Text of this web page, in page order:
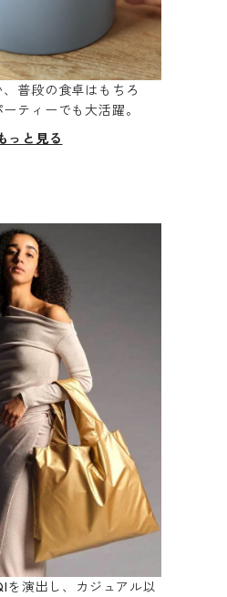
普段の食卓はもちろ
ティーでも大活躍。
っと見る
を演出し、カジュアル以